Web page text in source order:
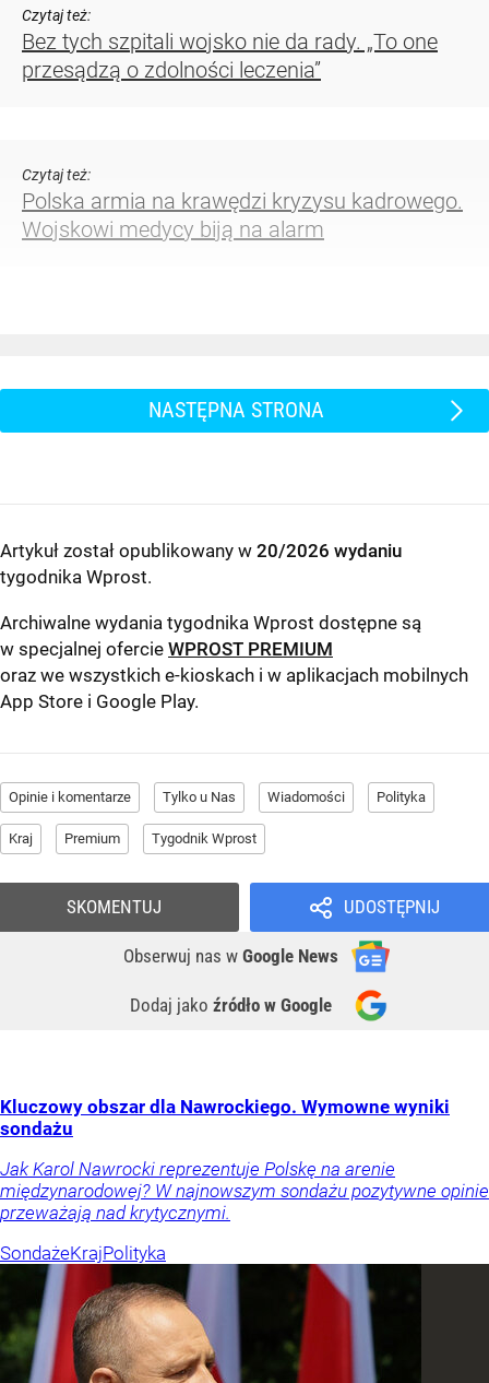
Czytaj też:
Bez tych szpitali wojsko nie da rady. „To one
przesądzą o zdolności leczenia”
Czytaj też:
Polska armia na krawędzi kryzysu kadrowego.
Wojskowi medycy biją na alarm
NASTĘPNA STRONA
Artykuł został opublikowany w 20/2026 wydaniu
tygodnika Wprost.
Archiwalne wydania tygodnika Wprost dostępne są
w specjalnej ofercie WPROST PREMIUM
oraz we wszystkich e-kioskach i w aplikacjach mobilnych
App Store i Google Play.
Opinie i komentarze Tylko u Nas Wiadomości Polityka
Kraj Premium Tygodnik Wprost
UDOSTĘPNIJ
Obserwuj nas w Google News
Dodaj jako źródło w Google
SKOMENTUJ
Kluczowy obszar dla Nawrockiego. Wymowne wyniki
sondażu
Jak Karol Nawrocki reprezentuje Polskę na arenie
międzynarodowej? W najnowszym sondażu pozytywne opinie
przeważają nad krytycznymi.
SondażeKrajPolityka